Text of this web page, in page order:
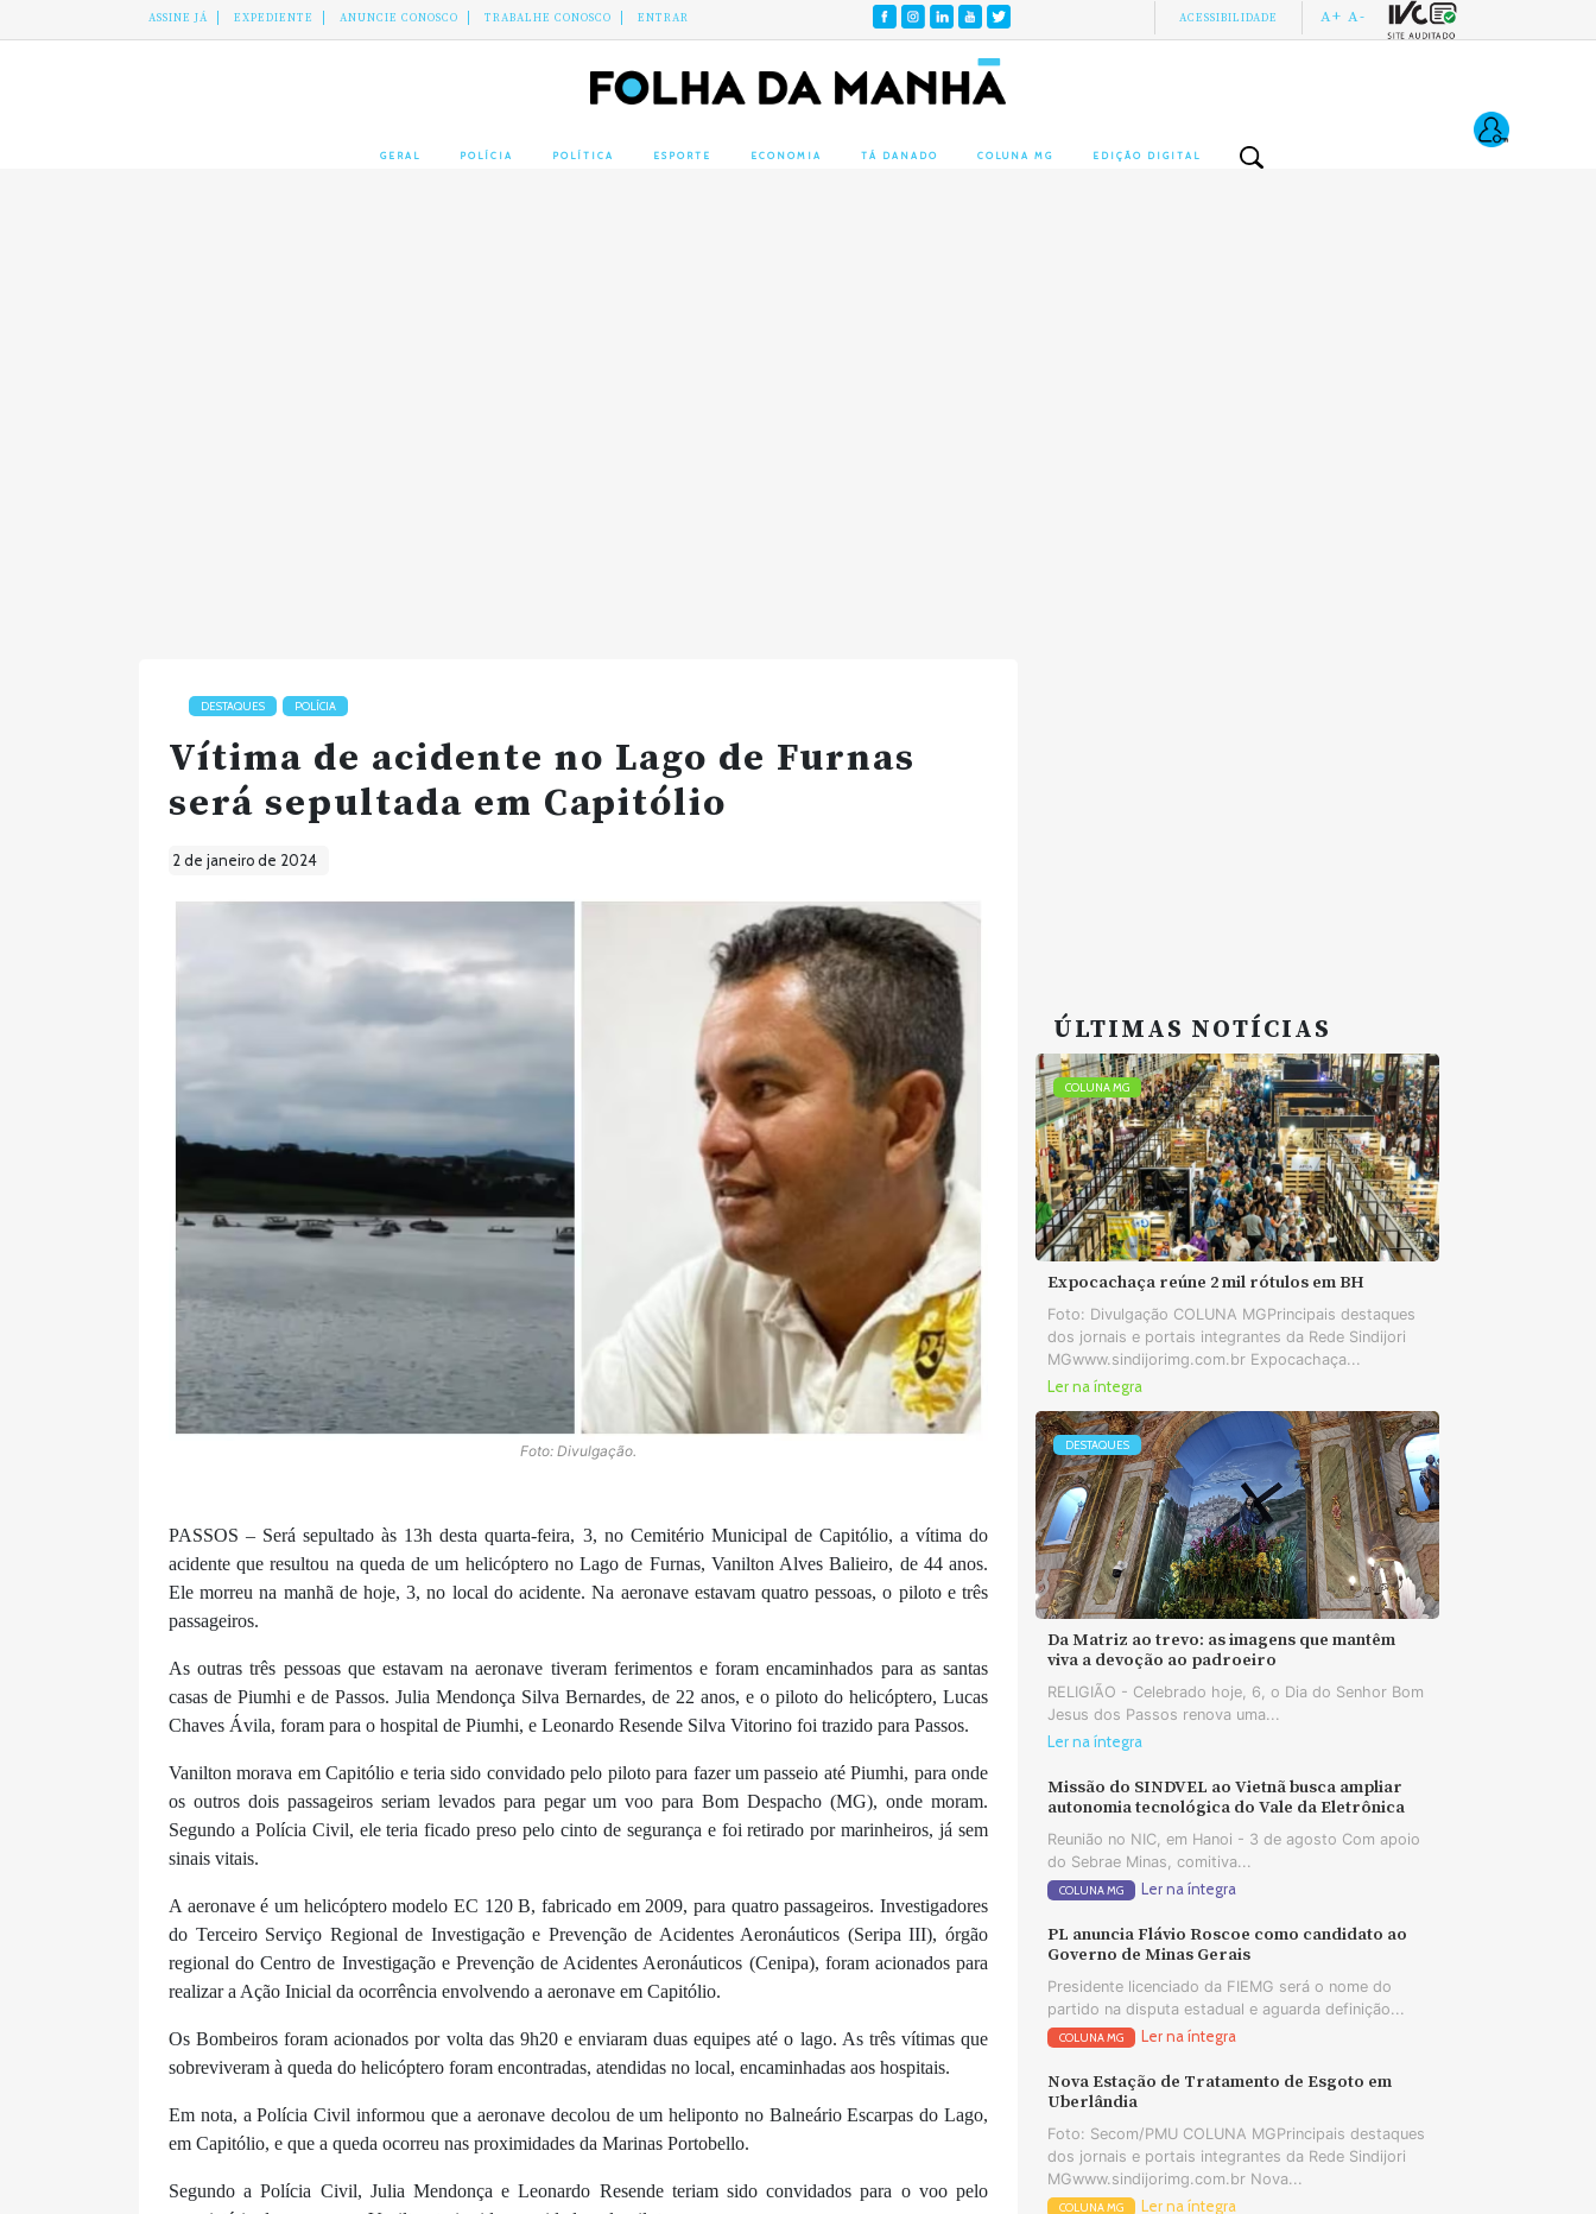
ASSINE JÁ EXPEDIENTE ANUNCIE CONOSCO TRABALHE CONOSCO ENTRAR ACESSIBILIDADE A+ A-
GERAL POLÍCIA POLÍTICA ESPORTE ECONOMIA TÁ DANADO COLUNA MG EDIÇÃO DIGITAL
DESTAQUES POLÍCIA
Vítima de acidente no Lago de Furnas
será sepultada em Capitólio
2 de janeiro de 2024
Foto: Divulgação.
PASSOS – Será sepultado às 13h desta quarta-feira, 3, no Cemitério Municipal de Capitólio, a vítima do
acidente que resultou na queda de um helicóptero no Lago de Furnas, Vanilton Alves Balieiro, de 44 anos.
Ele morreu na manhã de hoje, 3, no local do acidente. Na aeronave estavam quatro pessoas, o piloto e três
passageiros.
As outras três pessoas que estavam na aeronave tiveram ferimentos e foram encaminhados para as santas
casas de Piumhi e de Passos. Julia Mendonça Silva Bernardes, de 22 anos, e o piloto do helicóptero, Lucas
Chaves Ávila, foram para o hospital de Piumhi, e Leonardo Resende Silva Vitorino foi trazido para Passos.
Vanilton morava em Capitólio e teria sido convidado pelo piloto para fazer um passeio até Piumhi, para onde
os outros dois passageiros seriam levados para pegar um voo para Bom Despacho (MG), onde moram.
Segundo a Polícia Civil, ele teria ficado preso pelo cinto de segurança e foi retirado por marinheiros, já sem
sinais vitais.
A aeronave é um helicóptero modelo EC 120 B, fabricado em 2009, para quatro passageiros. Investigadores
do Terceiro Serviço Regional de Investigação e Prevenção de Acidentes Aeronáuticos (Seripa III), órgão
regional do Centro de Investigação e Prevenção de Acidentes Aeronáuticos (Cenipa), foram acionados para
realizar a Ação Inicial da ocorrência envolvendo a aeronave em Capitólio.
Os Bombeiros foram acionados por volta das 9h20 e enviaram duas equipes até o lago. As três vítimas que
sobreviveram à queda do helicóptero foram encontradas, atendidas no local, encaminhadas aos hospitais.
Em nota, a Polícia Civil informou que a aeronave decolou de um heliponto no Balneário Escarpas do Lago,
em Capitólio, e que a queda ocorreu nas proximidades da Marinas Portobello.
Segundo a Polícia Civil, Julia Mendonça e Leonardo Resende teriam sido convidados para o voo pelo
ÚLTIMAS NOTÍCIAS
COLUNA MG
Expocachaça reúne 2 mil rótulos em BH
Foto: Divulgação COLUNA MGPrincipais destaques
dos jornais e portais integrantes da Rede Sindijori
MGwww.sindijorimg.com.br Expocachaça...
Ler na íntegra
DESTAQUES
Da Matriz ao trevo: as imagens que mantêm
viva a devoção ao padroeiro
RELIGIÃO - Celebrado hoje, 6, o Dia do Senhor Bom
Jesus dos Passos renova uma...
Ler na íntegra
Missão do SINDVEL ao Vietnã busca ampliar
autonomia tecnológica do Vale da Eletrônica
Reunião no NIC, em Hanoi - 3 de agosto Com apoio
do Sebrae Minas, comitiva...
COLUNA MG Ler na íntegra
PL anuncia Flávio Roscoe como candidato ao
Governo de Minas Gerais
Presidente licenciado da FIEMG será o nome do
partido na disputa estadual e aguarda definição...
COLUNA MG Ler na íntegra
Nova Estação de Tratamento de Esgoto em
Uberlândia
Foto: Secom/PMU COLUNA MGPrincipais destaques
dos jornais e portais integrantes da Rede Sindijori
MGwww.sindijorimg.com.br Nova...
COLUNA MG Ler na íntegra